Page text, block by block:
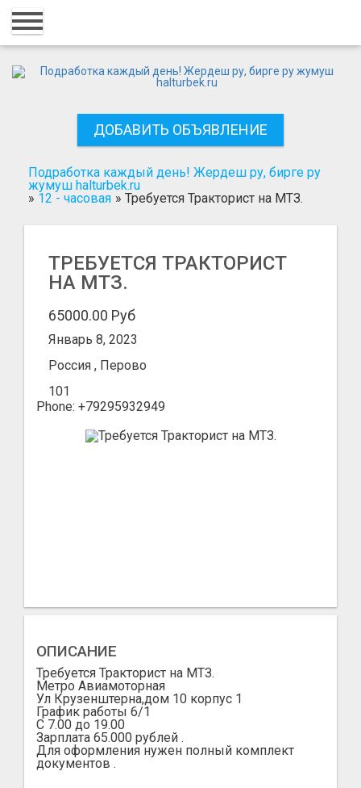
Главная
Добавить объявление
Поиск
ДОБАВИТЬ ОБЪЯВЛЕНИЕ
Подработка каждый день! Жердеш ру, бирге ру
жумуш halturbek.ru
» 12 - часовая » Требуется Тракторист на МТЗ.
ТРЕБУЕТСЯ ТРАКТОРИСТ
НА МТЗ.
65000.00 Руб
Январь 8, 2023
Россия , Перово
101
Phone: +79295932949
ОПИСАНИЕ
Требуется Тракторист на МТЗ.
Метро Авиамоторная
Ул Крузенштерна,дом 10 корпус 1
График работы 6/1
С 7.00 до 19.00
Зарплата 65.000 рублей .
Для оформления нужен полный комплект
документов .